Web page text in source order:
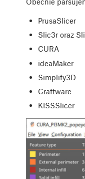
PrusaSlicer
Slic3r oraz
CURA
ideaMaker
Simplify3D
Craftware
KISSSlicer